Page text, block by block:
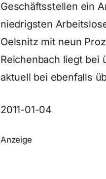
Geschäftsstellen ein
niedrigsten
Oelsnitz mit neun
Reichenbach liegt bei
aktuell bei ebenfalls
2011-01-04
Anzeige